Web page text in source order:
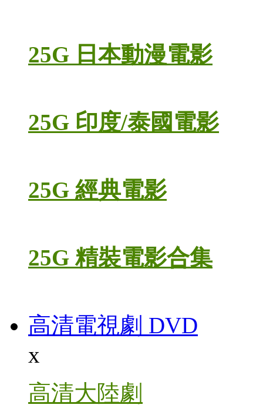
25G 日本動漫電影
25G 印度/泰國電影
25G 經典電影
25G 精裝電影合集
高清電視劇 DVD
x
高清大陸劇